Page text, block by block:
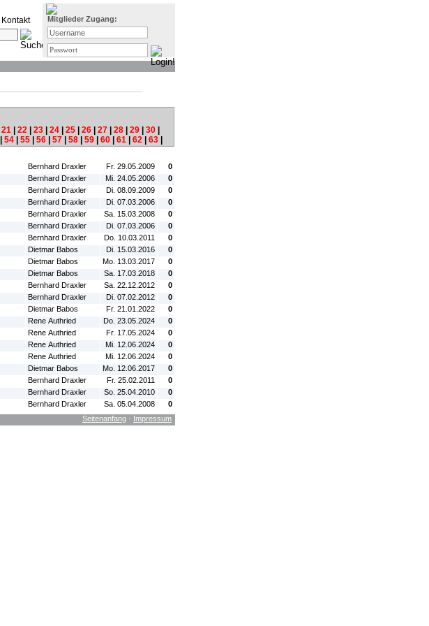
Kontakt Mitglieder Zugang:
21 22 23 24 25 26 27 28 29 30
54 55 56 57 58 59 60 61 62 63
Bernhard Draxler Fr. 29.05.2009
0
Bernhard Draxler Mi. 24.05.2006
0
Bernhard Draxler Di. 08.09.2009
0
Bernhard Draxler Di. 07.03.2006
0
Bernhard Draxler Sa. 15.03.2008
0
Bernhard Draxler Di. 07.03.2006
0
Bernhard Draxler Do. 10.03.2011
0
Dietmar Babos Di. 15.03.2016
0
Dietmar Babos Mo. 13.03.2017
0
Dietmar Babos Sa. 17.03.2018
0
Bernhard Draxler Sa. 22.12.2012
0
Bernhard Draxler Di. 07.02.2012
0
Dietmar Babos Fr. 21.01.2022
0
Rene Authried Do. 23.05.2024
0
Rene Authried Fr. 17.05.2024
0
Rene Authried Mi. 12.06.2024
0
Rene Authried Mi. 12.06.2024
0
Dietmar Babos Mo. 12.06.2017
0
Bernhard Draxler Fr. 25.02.2011
0
Bernhard Draxler So. 25.04.2010
0
Bernhard Draxler Sa. 05.04.2008
0
Seitenanfang · Impressum